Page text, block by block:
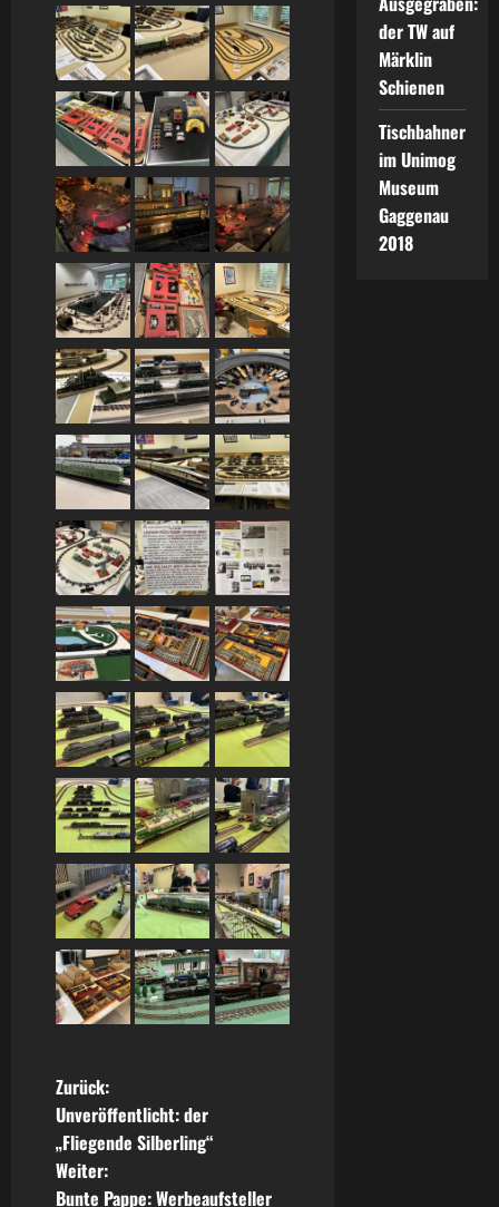
B
e
i
Zurück:
Unveröffentlicht: der
„Fliegende Silberling“
Weiter:
Bunte Pappe: Werbeaufsteller
der TW auf
Märklin
Schienen
Tischbahner
im Unimog
Museum
Gaggenau
2018